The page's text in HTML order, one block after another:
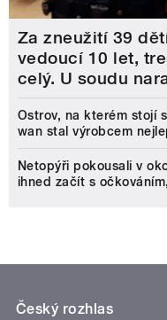
Za zneužití 39
vedoucí 10 let,
celý. U soudu
Ostrov, na kterém stojí
wan stal výrobcem
Netopýři pokousali v
ihned začít s
Český rozhlas